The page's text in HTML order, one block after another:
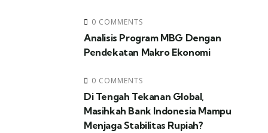
0 COMMENTS
Analisis Program MBG Dengan
Pendekatan Makro Ekonomi
0 COMMENTS
Di Tengah Tekanan Global,
Masihkah Bank Indonesia Mampu
Menjaga Stabilitas Rupiah?